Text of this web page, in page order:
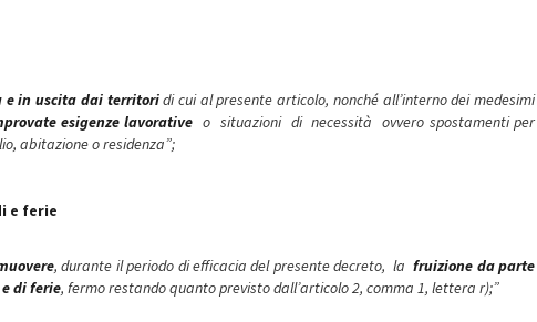
e in uscita dai territoridi cui al presente articolo, nonché all’interno dei medesimi
esigenze lavorative o situazioni di necessità ovvero spostamenti per
abitazione o residenza”;
e ferie
, durante il periodo di efficacia del presente decreto, lafruizione da parte
di ferie, fermo restando quanto previsto dall’articolo 2, comma 1, lettera r);”